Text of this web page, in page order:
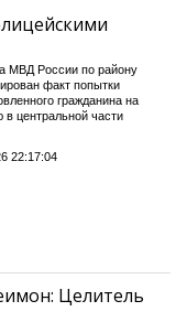
МВД России по району
факт попытки
гражданина на
центральной части
22:17:04
Целитель